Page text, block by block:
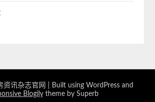
讯杂志官网
| Built using WordPress and
Blogilytheme by Superb